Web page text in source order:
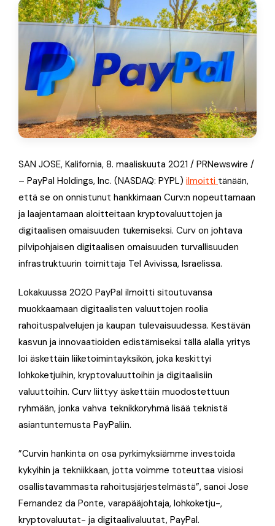
SAN JOSE, Kalifornia, 8. maaliskuuta 2021 / PRNewswire /
– PayPal Holdings, Inc. (NASDAQ: PYPL) ilmoitti tänään,
että se on onnistunut hankkimaan Curv:n nopeuttamaan
ja laajentamaan aloitteitaan kryptovaluuttojen ja
digitaalisen omaisuuden tukemiseksi. Curv on johtava
pilvipohjaisen digitaalisen omaisuuden turvallisuuden
infrastruktuurin toimittaja Tel Avivissa, Israelissa.
Lokakuussa 2020 PayPal ilmoitti sitoutuvansa
muokkaamaan digitaalisten valuuttojen roolia
rahoituspalvelujen ja kaupan tulevaisuudessa. Kestävän
kasvun ja innovaatioiden edistämiseksi tällä alalla yritys
loi äskettäin liiketoimintayksikön, joka keskittyi
lohkoketjuihin, kryptovaluuttoihin ja digitaalisiin
valuuttoihin. Curv liittyy äskettäin muodostettuun
ryhmään, jonka vahva teknikkoryhmä lisää teknistä
asiantuntemusta PayPaliin.
”Curvin hankinta on osa pyrkimyksiämme investoida
kykyihin ja tekniikkaan, jotta voimme toteuttaa visiosi
osallistavammasta rahoitusjärjestelmästä”, sanoi Jose
Fernandez da Ponte, varapääjohtaja, lohkoketju-,
kryptovaluutat- ja digitaalivaluutat, PayPal.